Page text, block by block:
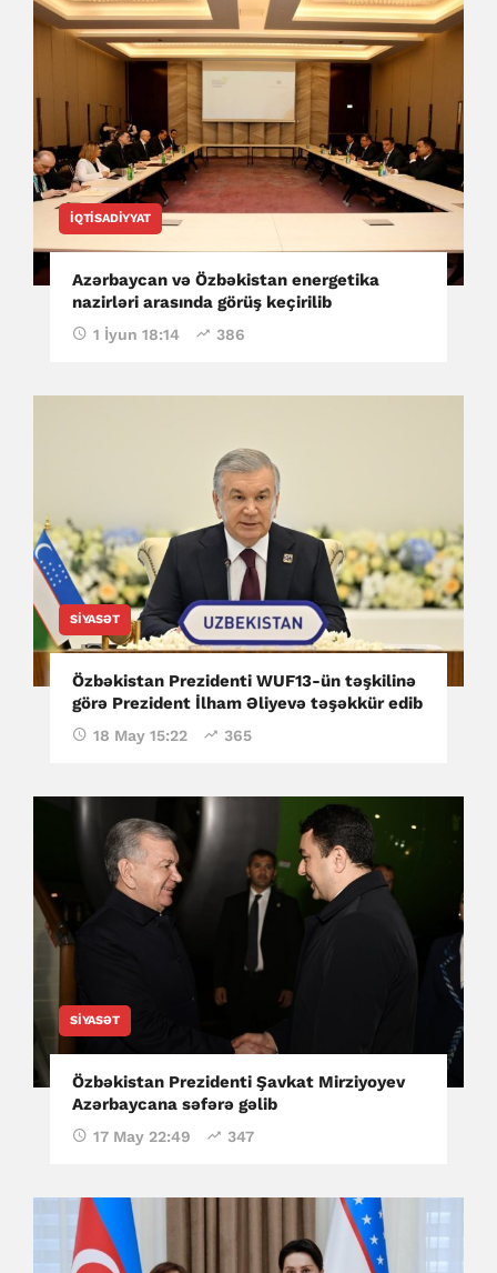
İQTISADIYYAT
Azərbaycan və Özbəkistan energetika
nazirləri arasında görüş keçirilib
1 İyun 18:14 386
SIYASƏT
Özbəkistan Prezidenti WUF13-ün təşkilinə
görə Prezident İlham Əliyevə təşəkkür edib
18 May 15:22 365
SIYASƏT
Özbəkistan Prezidenti Şavkat Mirziyoyev
Azərbaycana səfərə gəlib
17 May 22:49 347